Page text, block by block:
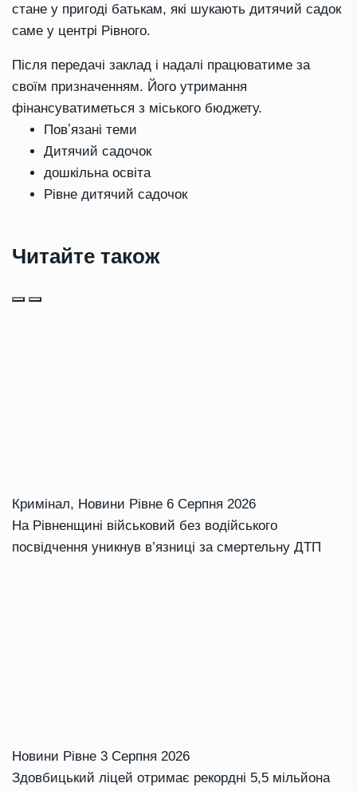
стане у пригоді батькам, які шукають дитячий садок
саме у центрі Рівного.
Після передачі заклад і надалі працюватиме за
своїм призначенням. Його утримання
фінансуватиметься з міського бюджету.
Повʼязані теми
Дитячий садочок
дошкільна освіта
Рівне дитячий садочок
Читайте також
Кримінал, Новини Рівне 6 Серпня 2026
На Рівненщині військовий без водійського
посвідчення уникнув в’язниці за смертельну ДТП
Новини Рівне 3 Серпня 2026
Здовбицький ліцей отримає рекордні 5,5 мільйона